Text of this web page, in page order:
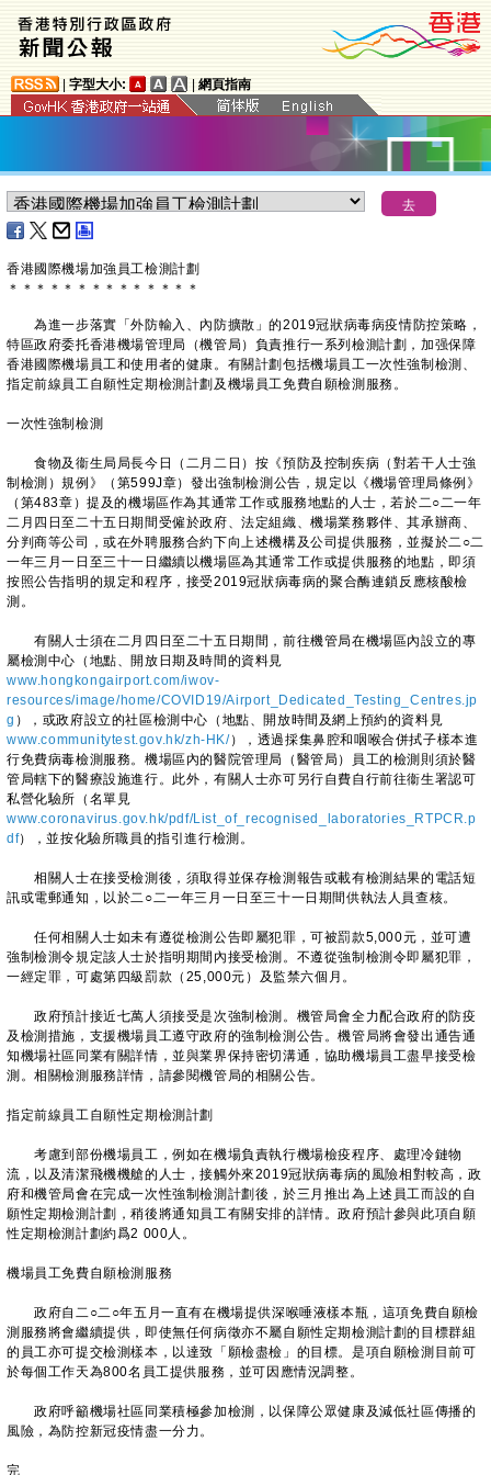
字型大小: 網頁指南
香港國際機場加強員工檢測計劃
＊ ＊ ＊ ＊ ＊ ＊ ＊ ＊ ＊ ＊ ＊ ＊ ＊ ＊
為進一步落實「外防輸入、內防擴散」的2019冠狀病毒病疫情防控策略，
特區政府委托香港機場管理局（機管局）負責推行一系列檢測計劃，加强保障
香港國際機場員工和使用者的健康。有關計劃包括機場員工一次性強制檢測、
指定前線員工自願性定期檢測計劃及機場員工免費自願檢測服務。
一次性強制檢測
食物及衞生局局長今日（二月二日）按《預防及控制疾病（對若干人士強
制檢測）規例》（第599J章）發出強制檢測公告，規定以《機場管理局條例》
（第483章）提及的機場區作為其通常工作或服務地點的人士，若於二○二一年
二月四日至二十五日期間受僱於政府、法定組織、機場業務夥伴、其承辦商、
分判商等公司，或在外聘服務合約下向上述機構及公司提供服務，並擬於二○二
一年三月一日至三十一日繼續以機場區為其通常工作或提供服務的地點，即須
按照公告指明的規定和程序，接受2019冠狀病毒病的聚合酶連鎖反應核酸檢
測。
有關人士須在二月四日至二十五日期間，前往機管局在機場區內設立的專
屬檢測中心（地點、開放日期及時間的資料見
www.hongkongairport.com/iwov-
resources/image/home/COVID19/Airport_Dedicated_Testing_Centres.jp
g ），或政府設立的社區檢測中心（地點、開放時間及網上預約的資料見
www.communitytest.gov.hk/zh-HK/），透過採集鼻腔和咽喉合併拭子樣本進
行免費病毒檢測服務。機場區內的醫院管理局（醫管局）員工的檢測則須於醫
管局轄下的醫療設施進行。此外，有關人士亦可另行自費自行前往衞生署認可
私營化驗所（名單見
www.coronavirus.gov.hk/pdf/List_of_recognised_laboratories_RTPCR.p
df），並按化驗所職員的指引進行檢測。
相關人士在接受檢測後，須取得並保存檢測報告或載有檢測結果的電話短
訊或電郵通知，以於二○二一年三月一日至三十一日期間供執法人員查核。
任何相關人士如未有遵從檢測公告即屬犯罪，可被罰款5,000元，並可遭
強制檢測令規定該人士於指明期間內接受檢測。不遵從強制檢測令即屬犯罪，
一經定罪，可處第四級罰款（25,000元）及監禁六個月。
政府預計接近七萬人須接受是次強制檢測。機管局會全力配合政府的防疫
及檢測措施，支援機場員工遵守政府的強制檢測公告。機管局將會發出通告通
知機場社區同業有關詳情，並與業界保持密切溝通，協助機場員工盡早接受檢
測。相關檢測服務詳情，請參閱機管局的相關公告。
指定前線員工自願性定期檢測計劃
考慮到部份機場員工，例如在機場負責執行機場檢疫程序、處理冷鏈物
流，以及清潔飛機機艙的人士，接觸外來2019冠狀病毒病的風險相對較高，政
府和機管局會在完成一次性強制檢測計劃後，於三月推出為上述員工而設的自
願性定期檢測計劃，稍後將通知員工有關安排的詳情。政府預計參與此項自願
性定期檢測計劃約爲2 000人。
機場員工免費自願檢測服務
政府自二○二○年五月一直有在機場提供深喉唾液樣本瓶，這項免費自願檢
測服務將會繼續提供，即使無任何病徵亦不屬自願性定期檢測計劃的目標群組
的員工亦可提交檢測樣本，以達致「願檢盡檢」的目標。是項自願檢測目前可
於每個工作天為800名員工提供服務，並可因應情況調整。
政府呼籲機場社區同業積極參加檢測，以保障公眾健康及減低社區傳播的
風險，為防控新冠疫情盡一分力。
完